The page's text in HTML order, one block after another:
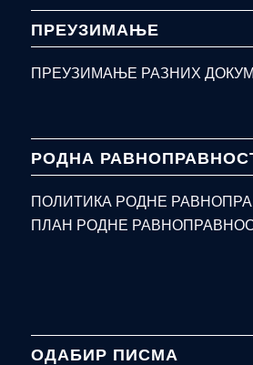
ПРЕУЗИМАЊЕ
ПРЕУЗИМАЊЕ РАЗНИХ
РОДНА
ПОЛИТИКА РОДНЕ
ПЛАН РОДНЕ
ОДАБИР ПИСМА